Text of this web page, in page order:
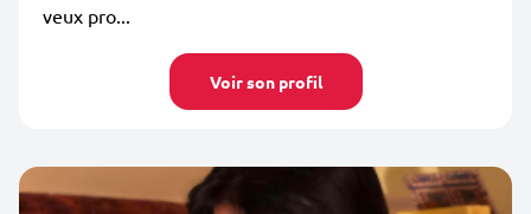
veux pro...
Voir son profil